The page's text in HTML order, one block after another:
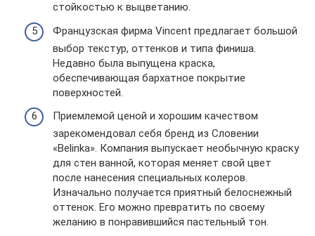
стойкостью к выцветанию.
Французская фирма Vincent предлагает большой
выбор текстур, оттенков и типа финиша.
Недавно была выпущена краска,
обеспечивающая бархатное покрытие
поверхностей.
Приемлемой ценой и хорошим качеством
зарекомендовал себя бренд из Словении
«Belinka». Компания выпускает необычную краску
для стен ванной, которая меняет свой цвет
после нанесения специальных колеров.
Изначально получается приятный белоснежный
оттенок. Его можно превратить по своему
желанию в понравившийся пастельный тон.